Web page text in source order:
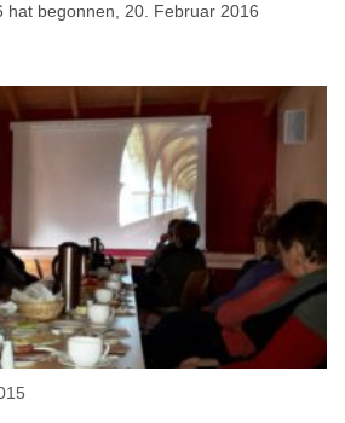
hat begonnen, 20. Februar 2016